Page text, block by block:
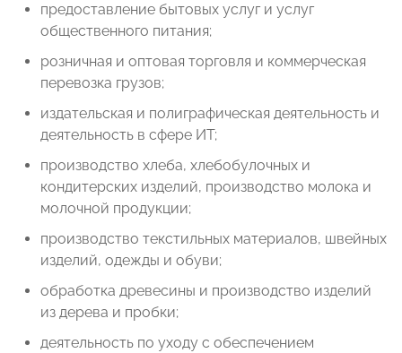
предоставление бытовых услуг и услуг
общественного питания;
розничная и оптовая торговля и коммерческая
перевозка грузов;
издательская и полиграфическая деятельность и
деятельность в сфере ИТ;
производство хлеба, хлебобулочных и
кондитерских изделий, производство молока и
молочной продукции;
производство текстильных материалов, швейных
изделий, одежды и обуви;
обработка древесины и производство изделий
из дерева и пробки;
деятельность по уходу с обеспечением